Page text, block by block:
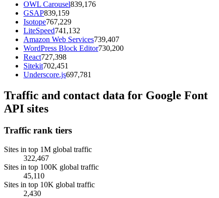
OWL Carousel839,176
GSAP839,159
Isotope767,229
LiteSpeed741,132
Amazon Web Services739,407
WordPress Block Editor730,200
React727,398
Sitekit702,451
Underscore.js697,781
Traffic and contact data for Google Font
API sites
Traffic rank tiers
Sites in top 1M global traffic
322,467
Sites in top 100K global traffic
45,110
Sites in top 10K global traffic
2,430